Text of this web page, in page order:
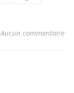
Aucun commentaire